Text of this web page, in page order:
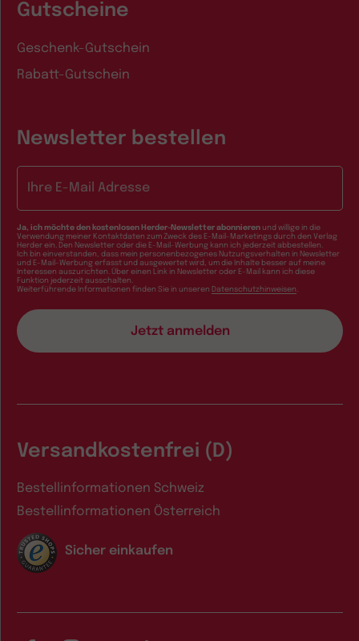
Gutscheine
Geschenk-Gutschein
Rabatt-Gutschein
Newsletter bestellen
Ja, ich möchte den kostenlosen Herder-Newsletter abonnieren und willige in die
Verwendung meiner Kontaktdaten zum Zweck des E-Mail-Marketings durch den Verlag
Herder ein. Den Newsletter oder die E-Mail-Werbung kann ich jederzeit abbestellen.
Ich bin einverstanden, dass mein personenbezogenes Nutzungsverhalten in Newsletter
und E-Mail-Werbung erfasst und ausgewertet wird, um die Inhalte besser auf meine
Interessen auszurichten. Über einen Link in Newsletter oder E-Mail kann ich diese
Funktion jederzeit ausschalten.
Weiterführende Informationen finden Sie in unseren Datenschutzhinweisen
Versandkostenfrei (D)
Bestellinformationen Schweiz
Bestellinformationen Österreich
Sicher einkaufen